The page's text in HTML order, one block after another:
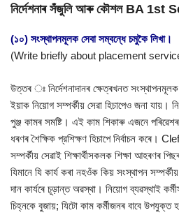
নিৰ্দেশনাৰ সঁজুলি আৰু কৌশল BA 1st
(১০) সংস্থাপনমূলক সেবা সম্বন্ধে চমুকৈ লিখা।
(Write briefly about placement
উত্তৰ ঃ নিৰ্দেশনাদানৰ ক্ষেত্ৰখনত সংস্থাপনমূলক
ইয়াক নিয়োগ সম্পৰ্কীয় সেৱা হিচাপেও জনা যায়।
পুঞ্জ কামৰ সমষ্টি। এই কাম শিকাৰু এজনে
ধৰণৰ শৈক্ষিক প্রশিক্ষণ হিচাপে নিৰ্বাচন
সম্পৰ্কীয় সেৱাই শিক্ষার্থীসকলক শিক্ষা আহৰণৰ
যিমানে যি কাৰ্য কৰা নহওঁক কিয় সংস্থাপন
দান কাৰ্যৰে চূড়ান্ত অৱস্থা। নিয়োগ ব্যৱস্থাই
চিহ্নকে বুজায়; যিটো কাম কৰ্মীজনৰ বাবে উপযুক্ত